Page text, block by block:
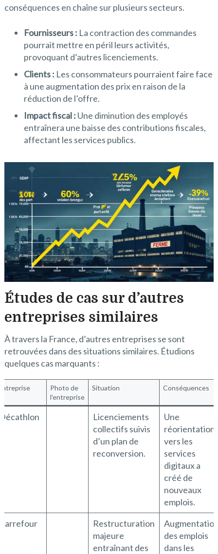
conséquences en chaîne sur plusieurs secteurs.
Fournisseurs : La contraction des commandes
pourrait mettre en péril leurs activités,
provoquant d’autres licenciements.
Clients : Les consommateurs pourraient faire face
à une augmentation des prix en raison de la
réduction de l’offre.
Impact fiscal : Une diminution des employés
entraînera une baisse des contributions fiscales,
affectant les services publics.
Études de cas sur d’autres
entreprises similaires
À travers la France, d’autres entreprises se sont
retrouvées dans des situations similaires. Étudions
quelques cas marquants :
Photo de
l’entreprise
Situation Conséquences
Licenciements
collectifs suivis
d’un plan de
reconversion.
Une
réorientation
vers les
services
digitaux a
créé de
nouveaux
emplois.
Restructuration
majeure
entraînant des
des emplois
dans les